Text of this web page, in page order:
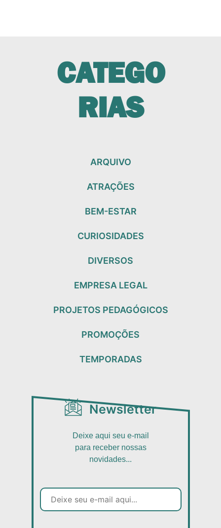
CATEGO
RIAS
ARQUIVO
ATRAÇÕES
BEM-ESTAR
CURIOSIDADES
DIVERSOS
EMPRESA LEGAL
PROJETOS PEDAGÓGICOS
PROMOÇÕES
TEMPORADAS
Newsletter
Deixe aqui seu e-mail
para receber nossas
novidades...